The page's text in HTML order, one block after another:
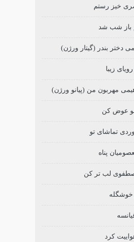
خیز رستم
باز شب شد
دختر بندر (گیتار ورژن)
زیبا
مهربون من (پیانو ورژن)
عوض کن
تماشای تو
پناه
لب تر کن
خوشگله
کرد